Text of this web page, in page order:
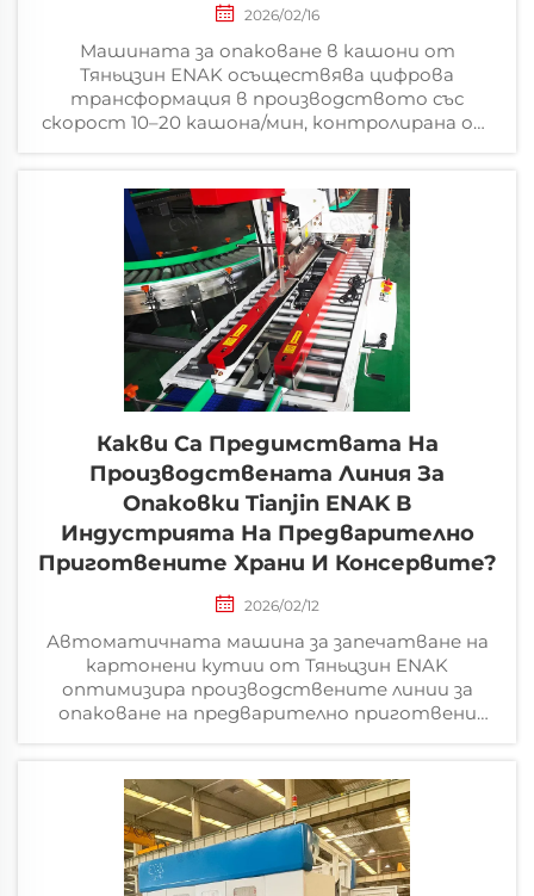
2026/02/16
Машината за опаковане в кашони от
Тяньцзин ENAK осъществява цифрова
трансформация в производството със
скорост 10–20 кашона/мин, контролирана от
Какви Са Предимствата На
Производствената Линия За
Опаковки Tianjin ENAK В
Индустрията На Предварително
Приготвените Храни И Консервите?
2026/02/12
Автоматичната машина за запечатване на
картонени кутии от Тяньцзин ENAK
оптимизира производствените линии за
опаковане на предварително приготвени